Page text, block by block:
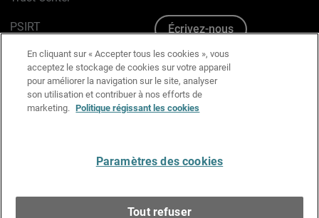
PSIRT
Avis sur les cookies
Politique de confidentialité
Charte Graphique
Écrivez-nous
En cliquant sur « Accepter tous les cookies », vous
acceptez le stockage de cookies sur votre appareil
pour améliorer la navigation sur le site, analyser
son utilisation et contribuer à nos efforts de
marketing. Politique régissant les cookies
Paramètres des cookies
Tout refuser